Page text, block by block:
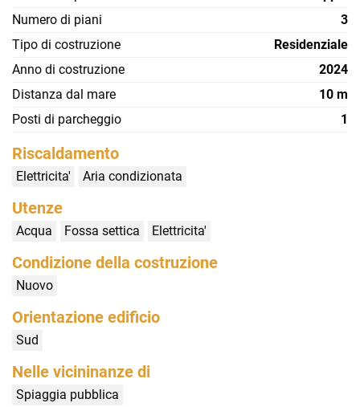
Numero di piani
3
Tipo di costruzione
Residenziale
Anno di costruzione
2024
Distanza dal mare
10 m
Posti di parcheggio
1
Riscaldamento
Elettricita' Aria condizionata
Utenze
Acqua Fossa settica Elettricita'
Condizione della costruzione
Nuovo
Orientazione edificio
Sud
Nelle vicininanze di
Spiaggia pubblica